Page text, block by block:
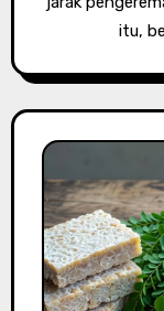
itu,